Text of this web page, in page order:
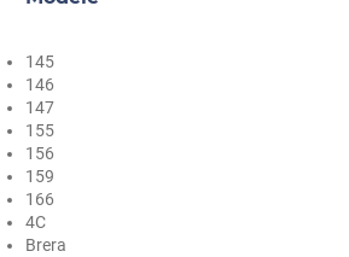
Ferrari
Ford
145
146
147
155
156
159
166
4C
Brera